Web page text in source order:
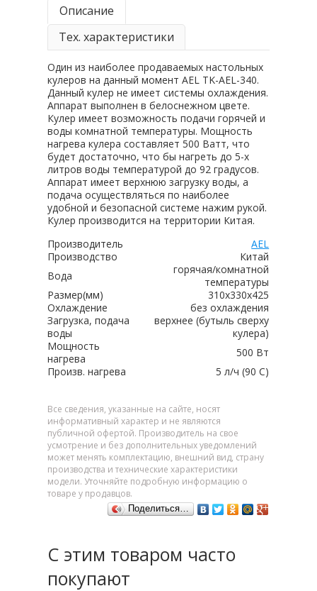
Описание
Тех. характеристики
Один из наиболее продаваемых настольных
кулеров на данный момент AEL TK-AEL-340.
Данный кулер не имеет системы охлаждения.
Аппарат выполнен в белоснежном цвете.
Кулер имеет возможность подачи горячей и
воды комнатной температуры. Мощность
нагрева кулера составляет 500 Ватт, что
будет достаточно, что бы нагреть до 5-х
литров воды температурой до 92 градусов.
Аппарат имеет верхнюю загрузку воды, а
подача осуществляться по наиболее
удобной и безопасной системе нажим рукой.
Кулер производится на территории Китая.
Производитель
AEL
Производство
Китай
Вода
горячая/комнатной
температуры
Размер(мм)
310х330х425
Охлаждение
без охлаждения
Загрузка, подача
воды
верхнее (бутыль сверху
кулера)
Мощность
нагрева
500 Вт
Произв. нагрева
5 л/ч (90 C)
Все сведения, указанные на сайте, носят
информативный характер и не являются
публичной офертой. Производитель на свое
усмотрение и без дополнительных уведомлений
может менять комплектацию, внешний вид, страну
производства и технические характеристики
модели. Уточняйте подробную информацию о
товаре у продавцов.
Поделиться…
С этим товаром часто
покупают